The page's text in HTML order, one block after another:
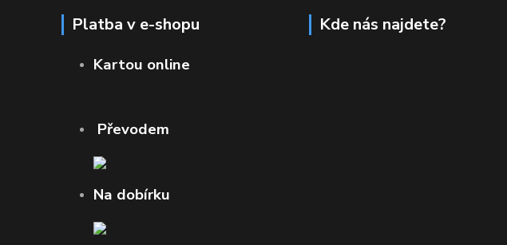
Platba v e-shopu
Kartou online
Převodem
Na dobírku
Kde nás najdete?